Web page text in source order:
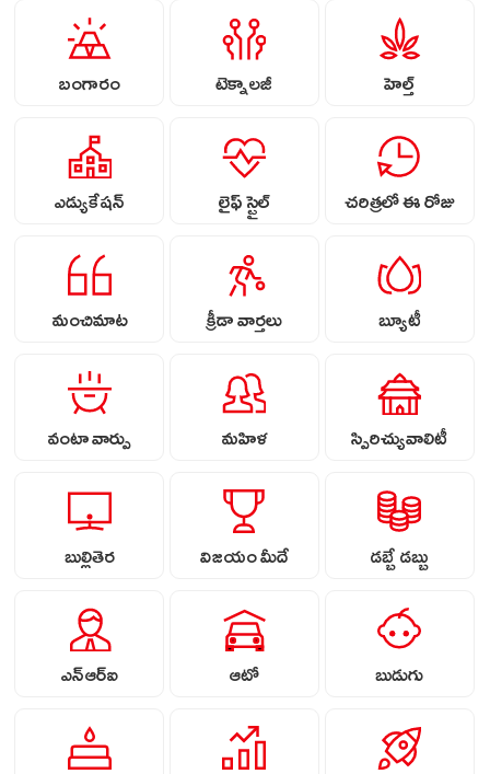
బంగారం టెక్నాలజీ హెల్త్
ఎడ్యుకేషన్ లైఫ్ స్టైల్ చరిత్రలో ఈ రోజు
మంచిమాట క్రీడా వార్తలు బ్యూటీ
వంటా వార్పు మహిళ స్పిరిచ్యువాలిటీ
బుల్లితెర విజయం మీదే డబ్బే డబ్బు
ఎన్ఆర్ఐ ఆటో బుడుగు